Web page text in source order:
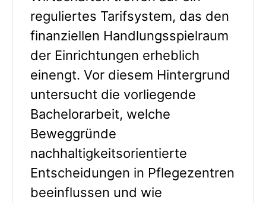
reguliertes Tarifsystem, das den
finanziellen Handlungsspielraum
der Einrichtungen erheblich
einengt. Vor diesem Hintergrund
untersucht die vorliegende
Bachelorarbeit, welche
Beweggründe
nachhaltigkeitsorientierte
Entscheidungen in Pflegezentren
beeinflussen und wie